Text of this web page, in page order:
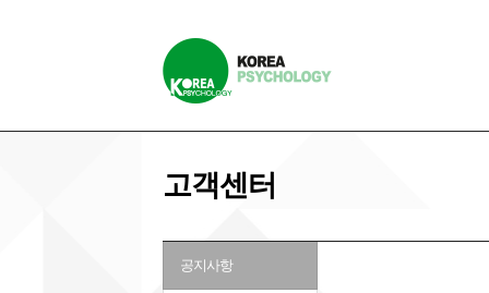
고객센터
공지사항